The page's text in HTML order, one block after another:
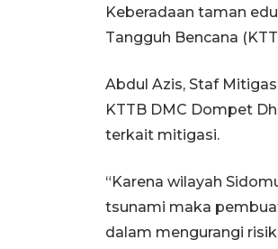
Keberadaan taman
Tangguh Bencana
Abdul Azis, Staf
KTTB DMC Dompet
terkait mitigasi.
“Karena wilayah
tsunami maka
dalam mengurangi